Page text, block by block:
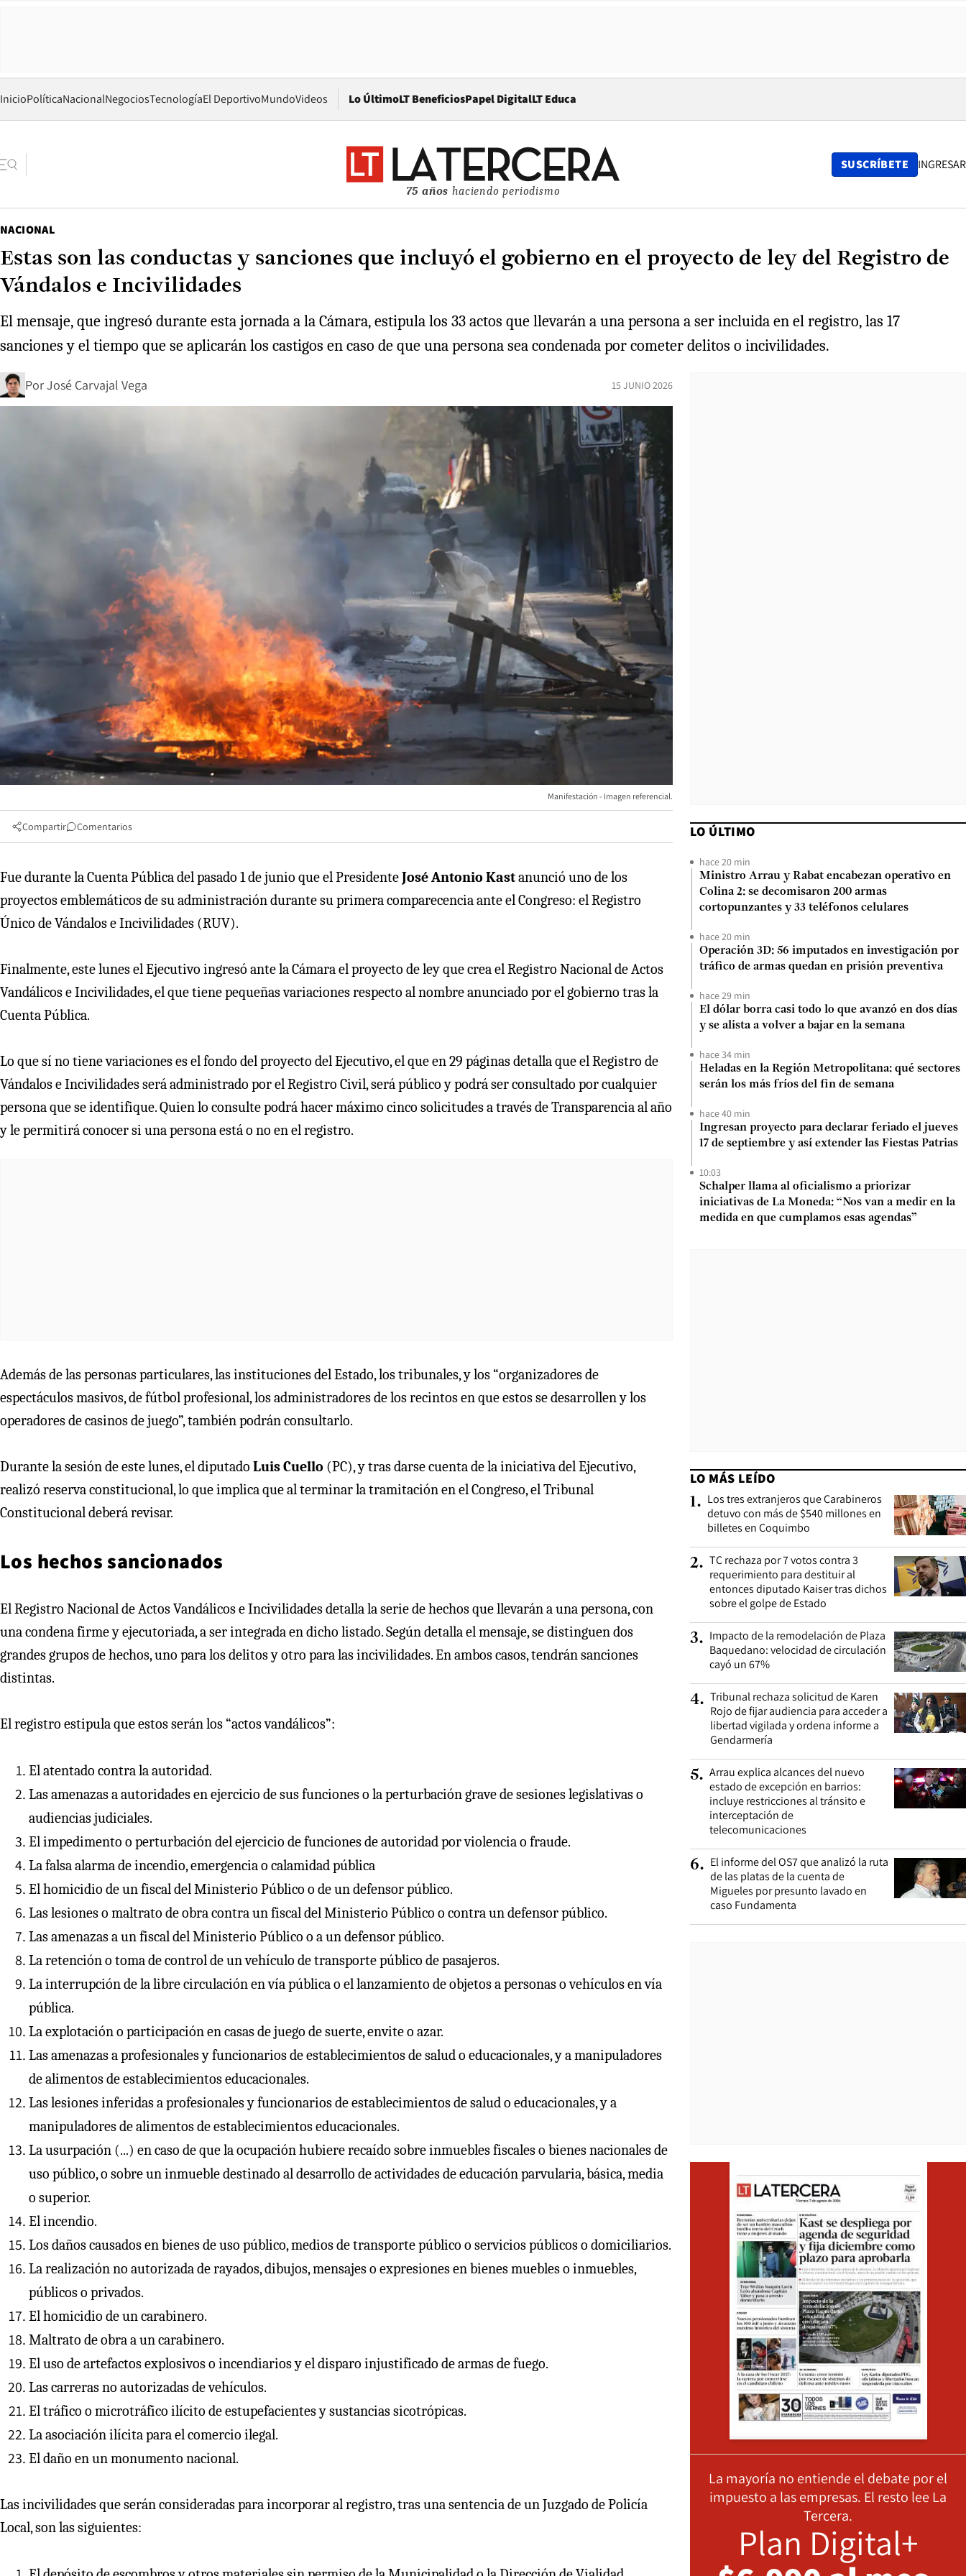
InicioPolíticaNacionalNegociosTecnologíaEl DeportivoMundoVideos Lo ÚltimoLT BeneficiosPapel DigitalOpens in new window
LT Educa
75 años haciendo periodismo
SUSCRÍBETE INGRESAR
NACIONAL
Estas son las conductas y sanciones que incluyó el gobierno en el proyecto de ley del Registro de
Vándalos e Incivilidades
El mensaje, que ingresó durante esta jornada a la Cámara, estipula los 33 actos que llevarán a una persona a ser incluida en el registro, las 17
sanciones y el tiempo que se aplicarán los castigos en caso de que una persona sea condenada por cometer delitos o incivilidades.
PorJosé Carvajal Vega 15 JUNIO 2026
Manifestación - Imagen referencial.
Compartir Comentarios
Fue durante la Cuenta Pública del pasado 1 de junio que el PresidenteJosé Antonio Kastanunció uno de los
proyectos emblemáticos de su administración durante su primera comparecencia ante el Congreso: el Registro
Único de Vándalos e Incivilidades (RUV).
Finalmente, este lunes el Ejecutivo ingresó ante la Cámara el proyecto de ley que crea el Registro Nacional de Actos
Vandálicos e Incivilidades, el que tiene pequeñas variaciones respecto al nombre anunciado por el gobierno tras la
Cuenta Pública.
Lo que sí no tiene variaciones es el fondo del proyecto del Ejecutivo, el que en 29 páginas detalla que el Registro de
Vándalos e Incivilidades será administrado por el Registro Civil, será público y podrá ser consultado por cualquier
persona que se identifique. Quien lo consulte podrá hacer máximo cinco solicitudes a través de Transparencia al año
y le permitirá conocer si una persona está o no en el registro.
Además de las personas particulares, las instituciones del Estado, los tribunales, y los “organizadores de
espectáculos masivos, de fútbol profesional, los administradores de los recintos en que estos se desarrollen y los
operadores de casinos de juego”, también podrán consultarlo.
Durante la sesión de este lunes, el diputado Luis Cuello (PC), y tras darse cuenta de la iniciativa del Ejecutivo,
realizó reserva constitucional, lo que implica que al terminar la tramitación en el Congreso, el Tribunal
Constitucional deberá revisar.
Los hechos sancionados
El Registro Nacional de Actos Vandálicos e Incivilidades detalla la serie de hechos que llevarán a una persona, con
una condena firme y ejecutoriada, a ser integrada en dicho listado. Según detalla el mensaje, se distinguen dos
grandes grupos de hechos, uno para los delitos y otro para las incivilidades. En ambos casos, tendrán sanciones
distintas.
El registro estipula que estos serán los “actos vandálicos”:
El atentado contra la autoridad.
Las amenazas a autoridades en ejercicio de sus funciones o la perturbación grave de sesiones legislativas o
audiencias judiciales.
El impedimento o perturbación del ejercicio de funciones de autoridad por violencia o fraude.
La falsa alarma de incendio, emergencia o calamidad pública
El homicidio de un fiscal del Ministerio Público o de un defensor público.
Las lesiones o maltrato de obra contra un fiscal del Ministerio Público o contra un defensor público.
Las amenazas a un fiscal del Ministerio Público o a un defensor público.
La retención o toma de control de un vehículo de transporte público de pasajeros.
La interrupción de la libre circulación en vía pública o el lanzamiento de objetos a personas o vehículos en vía
pública.
La explotación o participación en casas de juego de suerte, envite o azar.
Las amenazas a profesionales y funcionarios de establecimientos de salud o educacionales, y a manipuladores
de alimentos de establecimientos educacionales.
Las lesiones inferidas a profesionales y funcionarios de establecimientos de salud o educacionales, y a
manipuladores de alimentos de establecimientos educacionales.
La usurpación (...) en caso de que la ocupación hubiere recaído sobre inmuebles fiscales o bienes nacionales de
uso público, o sobre un inmueble destinado al desarrollo de actividades de educación parvularia, básica, media
o superior.
El incendio.
Los daños causados en bienes de uso público, medios de transporte público o servicios públicos o domiciliarios.
La realización no autorizada de rayados, dibujos, mensajes o expresiones en bienes muebles o inmuebles,
públicos o privados.
El homicidio de un carabinero.
Maltrato de obra a un carabinero.
El uso de artefactos explosivos o incendiarios y el disparo injustificado de armas de fuego.
Las carreras no autorizadas de vehículos.
El tráfico o microtráfico ilícito de estupefacientes y sustancias sicotrópicas.
La asociación ilícita para el comercio ilegal.
El daño en un monumento nacional.
Las incivilidades que serán consideradas para incorporar al registro, tras una sentencia de un Juzgado de Policía
Local, son las siguientes:
LO ÚLTIMO
hace 20 min
Ministro Arrau y Rabat encabezan operativo en
Colina 2: se decomisaron 200 armas
cortopunzantes y 33 teléfonos celulares
hace 20 min
Operación 3D: 56 imputados en investigación por
tráfico de armas quedan en prisión preventiva
hace 29 min
El dólar borra casi todo lo que avanzó en dos días
y se alista a volver a bajar en la semana
hace 34 min
Heladas en la Región Metropolitana: qué sectores
serán los más fríos del fin de semana
hace 40 min
Ingresan proyecto para declarar feriado el jueves
17 de septiembre y así extender las Fiestas Patrias
10:03
Schalper llama al oficialismo a priorizar
iniciativas de La Moneda: “Nos van a medir en la
medida en que cumplamos esas agendas”
LO MÁS LEÍDO
1. Los tres extranjeros que Carabineros
detuvo con más de $540 millones en
billetes en Coquimbo
2. TC rechaza por 7 votos contra 3
requerimiento para destituir al
entonces diputado Kaiser tras dichos
sobre el golpe de Estado
3. Impacto de la remodelación de Plaza
Baquedano: velocidad de circulación
cayó un 67%
4. Tribunal rechaza solicitud de Karen
Rojo de fijar audiencia para acceder a
libertad vigilada y ordena informe a
Gendarmería
5. Arrau explica alcances del nuevo
estado de excepción en barrios:
incluye restricciones al tránsito e
interceptación de
telecomunicaciones
6. El informe del OS7 que analizó la ruta
de las platas de la cuenta de
Migueles por presunto lavado en
caso Fundamenta
La mayoría no entiende el debate por el
impuesto a las empresas. El resto lee La
Tercera.
Plan Digital+